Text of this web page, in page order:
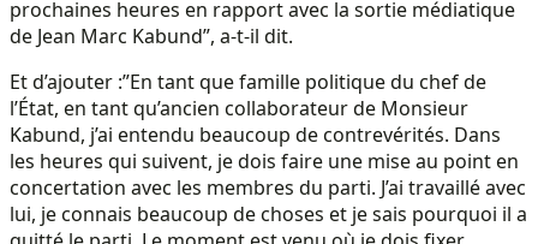
prochaines heures en rapport avec la sortie médiatique
de Jean Marc Kabund”, a-t-il dit.
Et d’ajouter :”En tant que famille politique du chef de
l’État, en tant qu’ancien collaborateur de Monsieur
Kabund, j’ai entendu beaucoup de contrevérités. Dans
les heures qui suivent, je dois faire une mise au point en
concertation avec les membres du parti. J’ai travaillé avec
lui, je connais beaucoup de choses et je sais pourquoi il a